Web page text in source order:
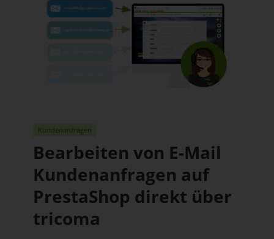
Kundenanfragen
Bearbeiten von E-Mail
Kundenanfragen auf
PrestaShop direkt über
tricoma